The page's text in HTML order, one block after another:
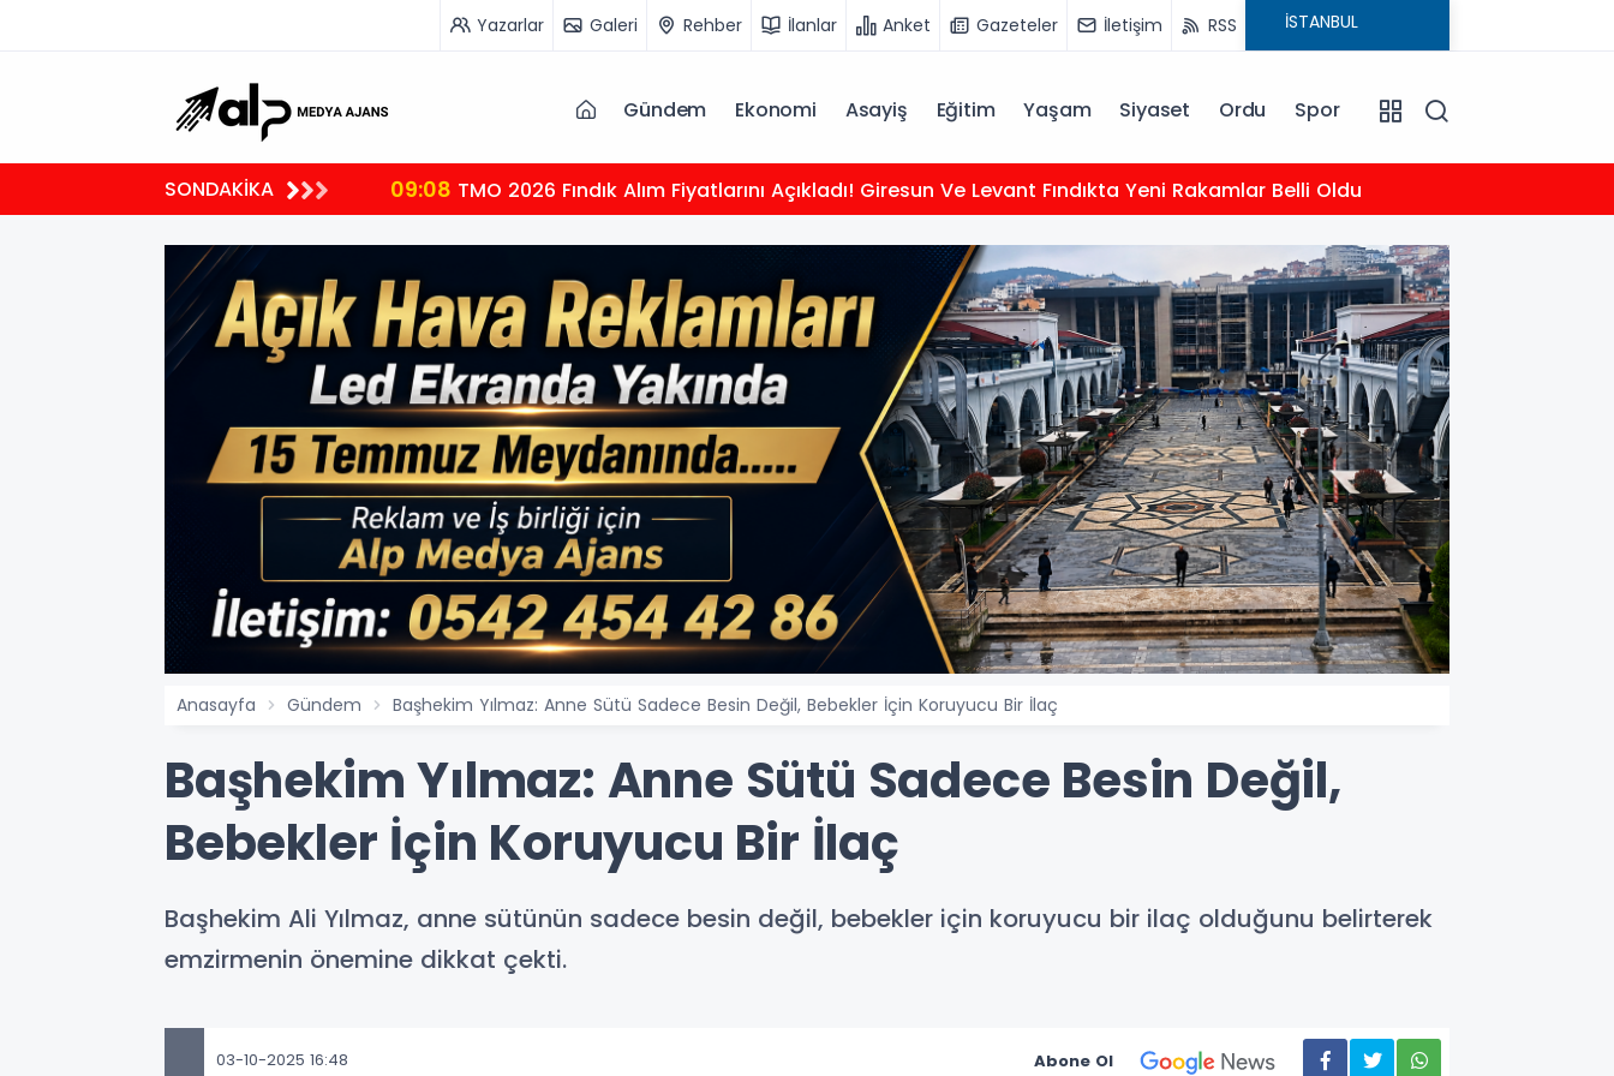
Yazarlar Galeri Rehber İlanlar Anket Gazeteler İletişim RSS
Gündem Ekonomi Asayiş Eğitim Yaşam Siyaset Ordu Spor
SONDAKİKA
Dikkate Alınabilecek 09:08 TMO 2026 Fındık Alım Fiyatlarını Açıkladı! Giresun Ve Levant Fındıkta Yeni Rakamlar Belli Oldu
Anasayfa Gündem Başhekim Yılmaz: Anne Sütü Sadece Besin Değil, Bebekler İçin Koruyucu Bir İlaç
Başhekim Yılmaz: Anne Sütü Sadece Besin Değil,
Bebekler İçin Koruyucu Bir İlaç
Başhekim Ali Yılmaz, anne sütünün sadece besin değil, bebekler için koruyucu bir ilaç olduğunu belirterek
emzirmenin önemine dikkat çekti.
03-10-2025 16:48 Abone Ol